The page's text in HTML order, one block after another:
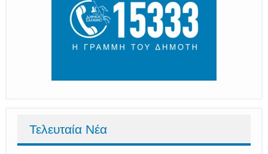
Τελευταία Νέα